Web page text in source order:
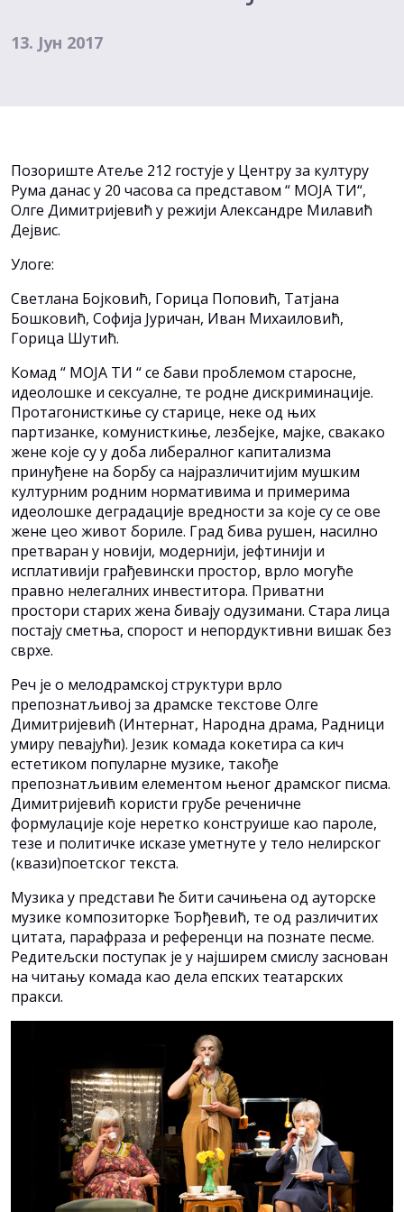
13. Јун 2017
Позориште Атеље 212 гостује у Центру за културу
Рума данас у 20 часова са представом “ МОЈА ТИ“,
Олге Димитријевић у режији Александре Милавић
Дејвис.
Улоге:
Светлана Бојковић, Горица Поповић, Татјана
Бошковић, Софија Јуричан, Иван Михаиловић,
Горица Шутић.
Комад “ МОЈА ТИ “ се бави проблемом старосне,
идеолошке и сексуалне, те родне дискриминације.
Протагонисткиње су старице, неке од њих
партизанке, комунисткиње, лезбејке, мајке, свакако
жене које су у доба либералног капитализма
принуђене на борбу са најразличитијим мушким
културним родним нормативима и примерима
идеолошке деградације вредности за које су се ове
жене цео живот бориле. Град бива рушен, насилно
претваран у новији, модернији, јефтинији и
исплативији грађевински простор, врло могуће
правно нелегалних инвеститора. Приватни
простори старих жена бивају одузимани. Стара лица
постају сметња, спорост и непордуктивни вишак без
сврхе.
Реч је о мелодрамској структури врло
препознатљивој за драмске текстове Олге
Димитријевић (Интернат, Народна драма, Радници
умиру певајући). Језик комада кокетира са кич
естетиком популарне музике, такође
препознатљивим елементом њеног драмског писма.
Димитријевић користи грубе реченичне
формулације које неретко конструише као пароле,
тезе и политичке исказе уметнуте у тело нелирског
(квази)поетског текста.
Музика у представи ће бити сачињена од ауторске
музике композиторке Ђорђевић, те од различитих
цитата, парафраза и референци на познате песме.
Редитељски поступак је у најширем смислу заснован
на читању комада као дела епских театарских
пракси.